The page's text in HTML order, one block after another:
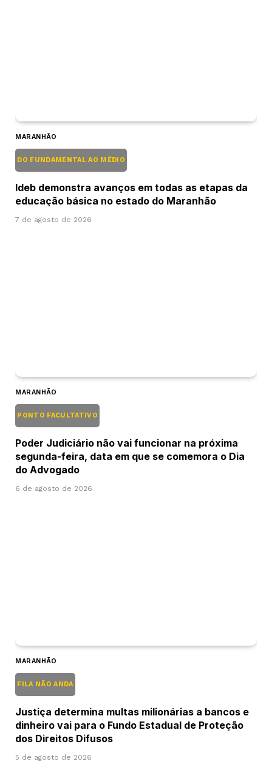
MARANHÃO
DO FUNDAMENTAL AO MÉDIO
Ideb demonstra avanços em todas as etapas da
educação básica no estado do Maranhão
7 de agosto de 2026
MARANHÃO
PONTO FACULTATIVO
Poder Judiciário não vai funcionar na próxima
segunda-feira, data em que se comemora o Dia
do Advogado
6 de agosto de 2026
MARANHÃO
FILA NÃO ANDA
Justiça determina multas milionárias a bancos e
dinheiro vai para o Fundo Estadual de Proteção
dos Direitos Difusos
5 de agosto de 2026